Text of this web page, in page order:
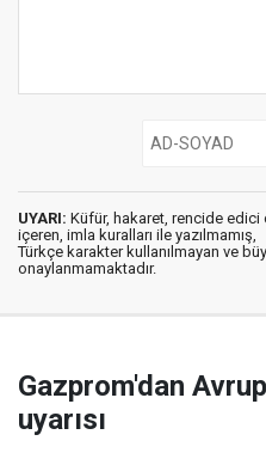
UYARI: Küfür, hakaret, rencide edici
içeren, imla kuralları ile yazılmamış,
Türkçe karakter kullanılmayan ve
onaylanmamaktadır.
Gazprom'dan
uyarısı